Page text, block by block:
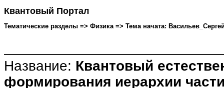
Квантовый Портал
Тематические разделы => Физика => Тема начата:
Название: Квантовый
формирования иерархии